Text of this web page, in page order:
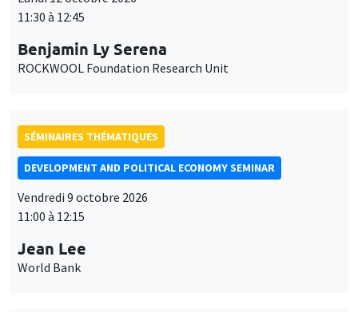
11:30 à 12:45
Benjamin Ly Serena
ROCKWOOL Foundation Research Unit
SÉMINAIRES THÉMATIQUES
DEVELOPMENT AND POLITICAL ECONOMY SEMINAR
Vendredi 9 octobre 2026
11:00 à 12:15
Jean Lee
World Bank